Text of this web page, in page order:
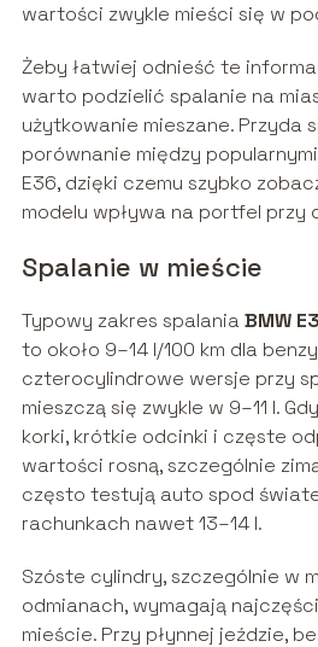
wartości zwykle mieści się w
Żeby łatwiej odnieść te
warto podzielić spalanie na
użytkowanie mieszane. Przyda
porównanie między
E36, dzięki czemu szybko
modelu wpływa na portfel przy
Spalanie w mieście
Typowy zakres spalaniaBMW
to około 9–14 l/100 km dla
czterocylindrowe wersje przy
mieszczą się zwykle w 9–11 l.
korki, krótkie odcinki i częste
wartości rosną, szczególnie
często testują auto spod
rachunkach nawet 13–14 l.
Szóste cylindry, szczególnie w
odmianach, wymagają
mieście. Przy płynnej jeździe,